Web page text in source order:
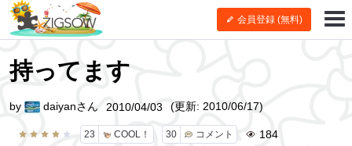
会員登録 (無料)
持ってます
23 COOL！ 30 コメント 184
by daiyanさん 2010/04/03 (更新: 2010/06/17)